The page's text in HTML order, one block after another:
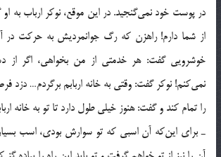
در پوست خود نمي‌گنجيد. در اين موقع، نوكر ارباب
از شما دارم! راهزن كه رگ جوانمرديش به حركت در
خوشرويي گفت: هر خدمتي از من بخواهي، اگر از
نمي‌كنم! نوكر گفت: وقتي به خانه اربابم برگردم…
را تمام كند و گفت: هنوز خيلي طول دارد تا تو به خانه
ـ براي اين‌كه آن اسبي كه تو سوارش بودي، اسب